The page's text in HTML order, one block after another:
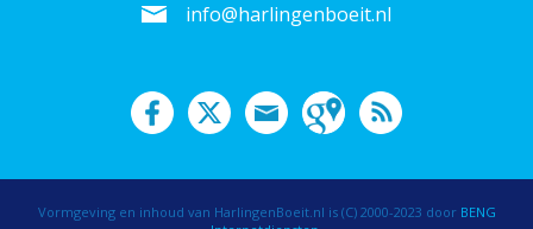
info@harlingenboeit.nl
Vormgeving en inhoud van HarlingenBoeit.nl is (C) 2000-2023 door BENG